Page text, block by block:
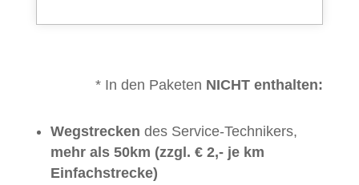
* In den Paketen NICHT enthalten:
Wegstrecken des Service-Technikers,
mehr als 50km (zzgl. € 2,- je km
Einfachstrecke)